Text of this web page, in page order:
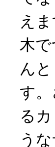
え
木
ん
す
る
う